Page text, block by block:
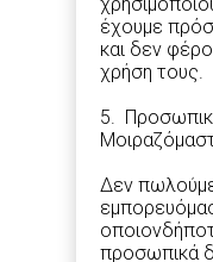
έχουμε
και δεν
χρήση τους.
5.
Δεν
προσωπικά